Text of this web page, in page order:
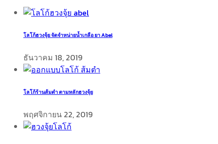
โลโก้ฮวงจุ้ย จัดจำหน่ายน้ำเกลือ ยา Abel
ธันวาคม 18, 2019
โลโก้ร้านส้มตำ ตามหลักฮวงจุ้ย
พฤศจิกายน 22, 2019